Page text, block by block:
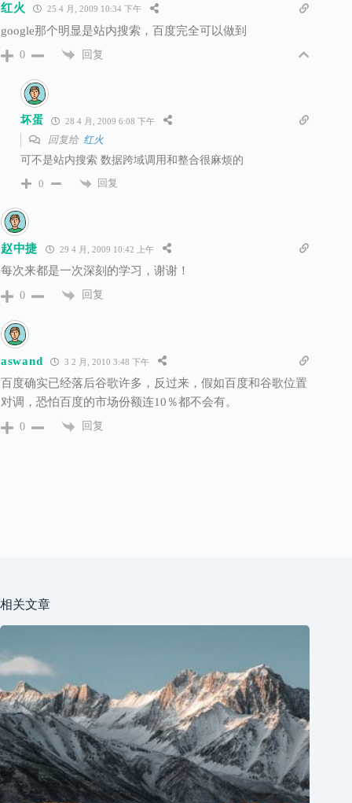
红火 25 4 月, 2009 10:34 下午
google那个明显是站内搜索，百度完全可以做到
0 回复
坏蛋 28 4 月, 2009 6:08 下午
回复给 红火
可不是站内搜索 数据跨域调用和整合很麻烦的
0
回复
赵中捷 29 4 月, 2009 10:42 上午
每次来都是一次深刻的学习，谢谢！
0 回复
aswand 3 2 月, 2010 3:48 下午
百度确实已经落后谷歌许多，反过来，假如百度和谷歌位置
对调，恐怕百度的市场份额连10％都不会有。
0 回复
相关文章